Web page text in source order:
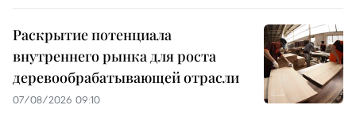
Раскрытие потенциала
внутреннего рынка для роста
деревообрабатывающей отрасли
07/08/2026 09:10